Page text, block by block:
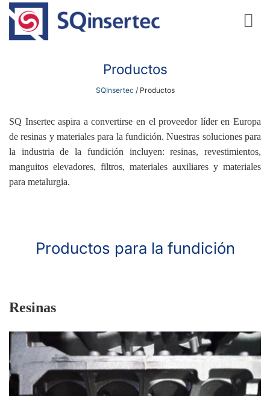
Saltar
contenido
Productos
SQInsertec / Productos
SQ Insertec aspira a convertirse en el proveedor líder en Europa
de resinas y materiales para la fundición. Nuestras soluciones para
la industria de la fundición incluyen: resinas, revestimientos,
manguitos elevadores, filtros, materiales auxiliares y materiales
para metalurgia.
Productos para la fundición
Resinas